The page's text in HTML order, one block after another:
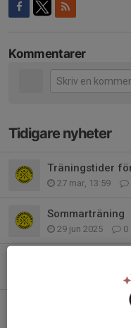
Kommentarer
Tidigare nyheter
Träningstider
27 mar, 13:59
Sommarträning
29 jun 2025 0
0
Äntligen